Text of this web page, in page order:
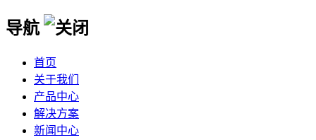
导航
首页
关于我们
产品中心
解决方案
新闻中心